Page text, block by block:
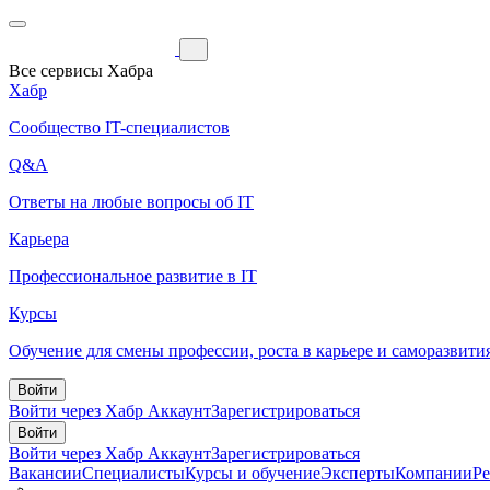
Все сервисы Хабра
Хабр
Сообщество IT-специалистов
Q&A
Ответы на любые вопросы об IT
Карьера
Профессиональное развитие в IT
Курсы
Обучение для смены профессии, роста в карьере и
Войти
Войти через Хабр АккаунтЗарегистрироваться
Войти
Войти через Хабр АккаунтЗарегистрироваться
ВакансииСпециалистыКурсы и обучениеЭкспертыКомпании